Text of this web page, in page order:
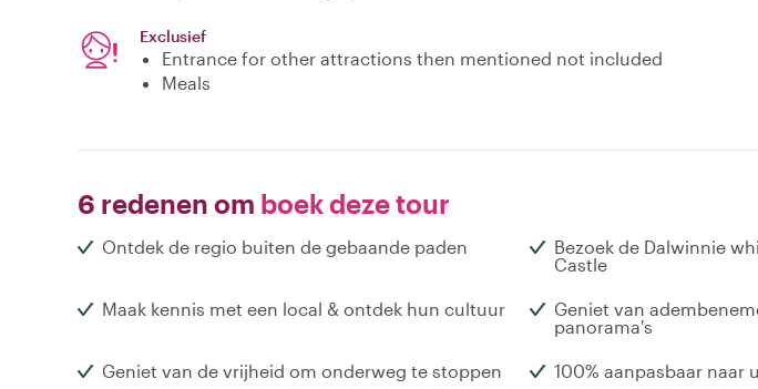
Exclusief
Entrance for other attractions then mentioned not included
Meals
6 redenen om boek deze tour
Ontdek de regio buiten de gebaande paden
Bezoek de Dalwinnie
Castle
Maak kennis met een local & ontdek hun cultuur
Geniet van
panorama's
Geniet van de vrijheid om onderweg te stoppen 100% aanpasbaar naar